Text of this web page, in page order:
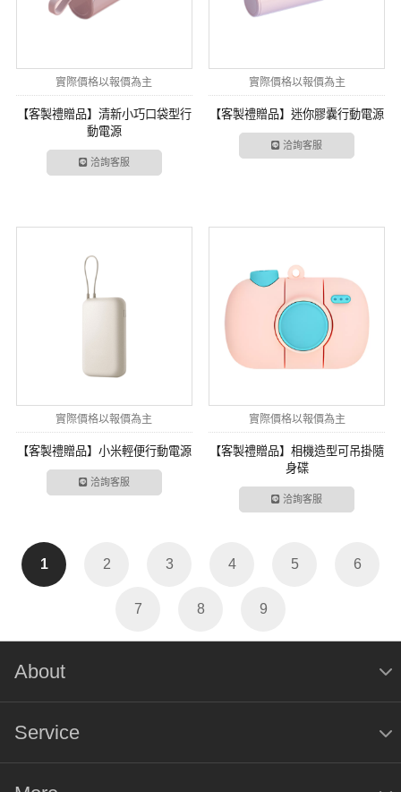
實際價格以報價為主
【客製禮贈品】清新小巧口袋型行
動電源
洽詢客服
實際價格以報價為主
【客製禮贈品】迷你膠囊行動電源
洽詢客服
實際價格以報價為主
【客製禮贈品】小米輕便行動電源
洽詢客服
實際價格以報價為主
【客製禮贈品】相機造型可吊掛隨
身碟
洽詢客服
1 2 3 4 5 6
7 8 9
About
Service